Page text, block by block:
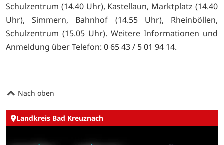
Schulzentrum (14.40 Uhr), Kastellaun, Marktplatz (14.40
Uhr), Simmern, Bahnhof (14.55 Uhr), Rheinböllen,
Schulzentrum (15.05 Uhr). Weitere Informationen und
Anmeldung über Telefon: 0 65 43 / 5 01 94 14.
Nach oben
Landkreis Bad Kreuznach